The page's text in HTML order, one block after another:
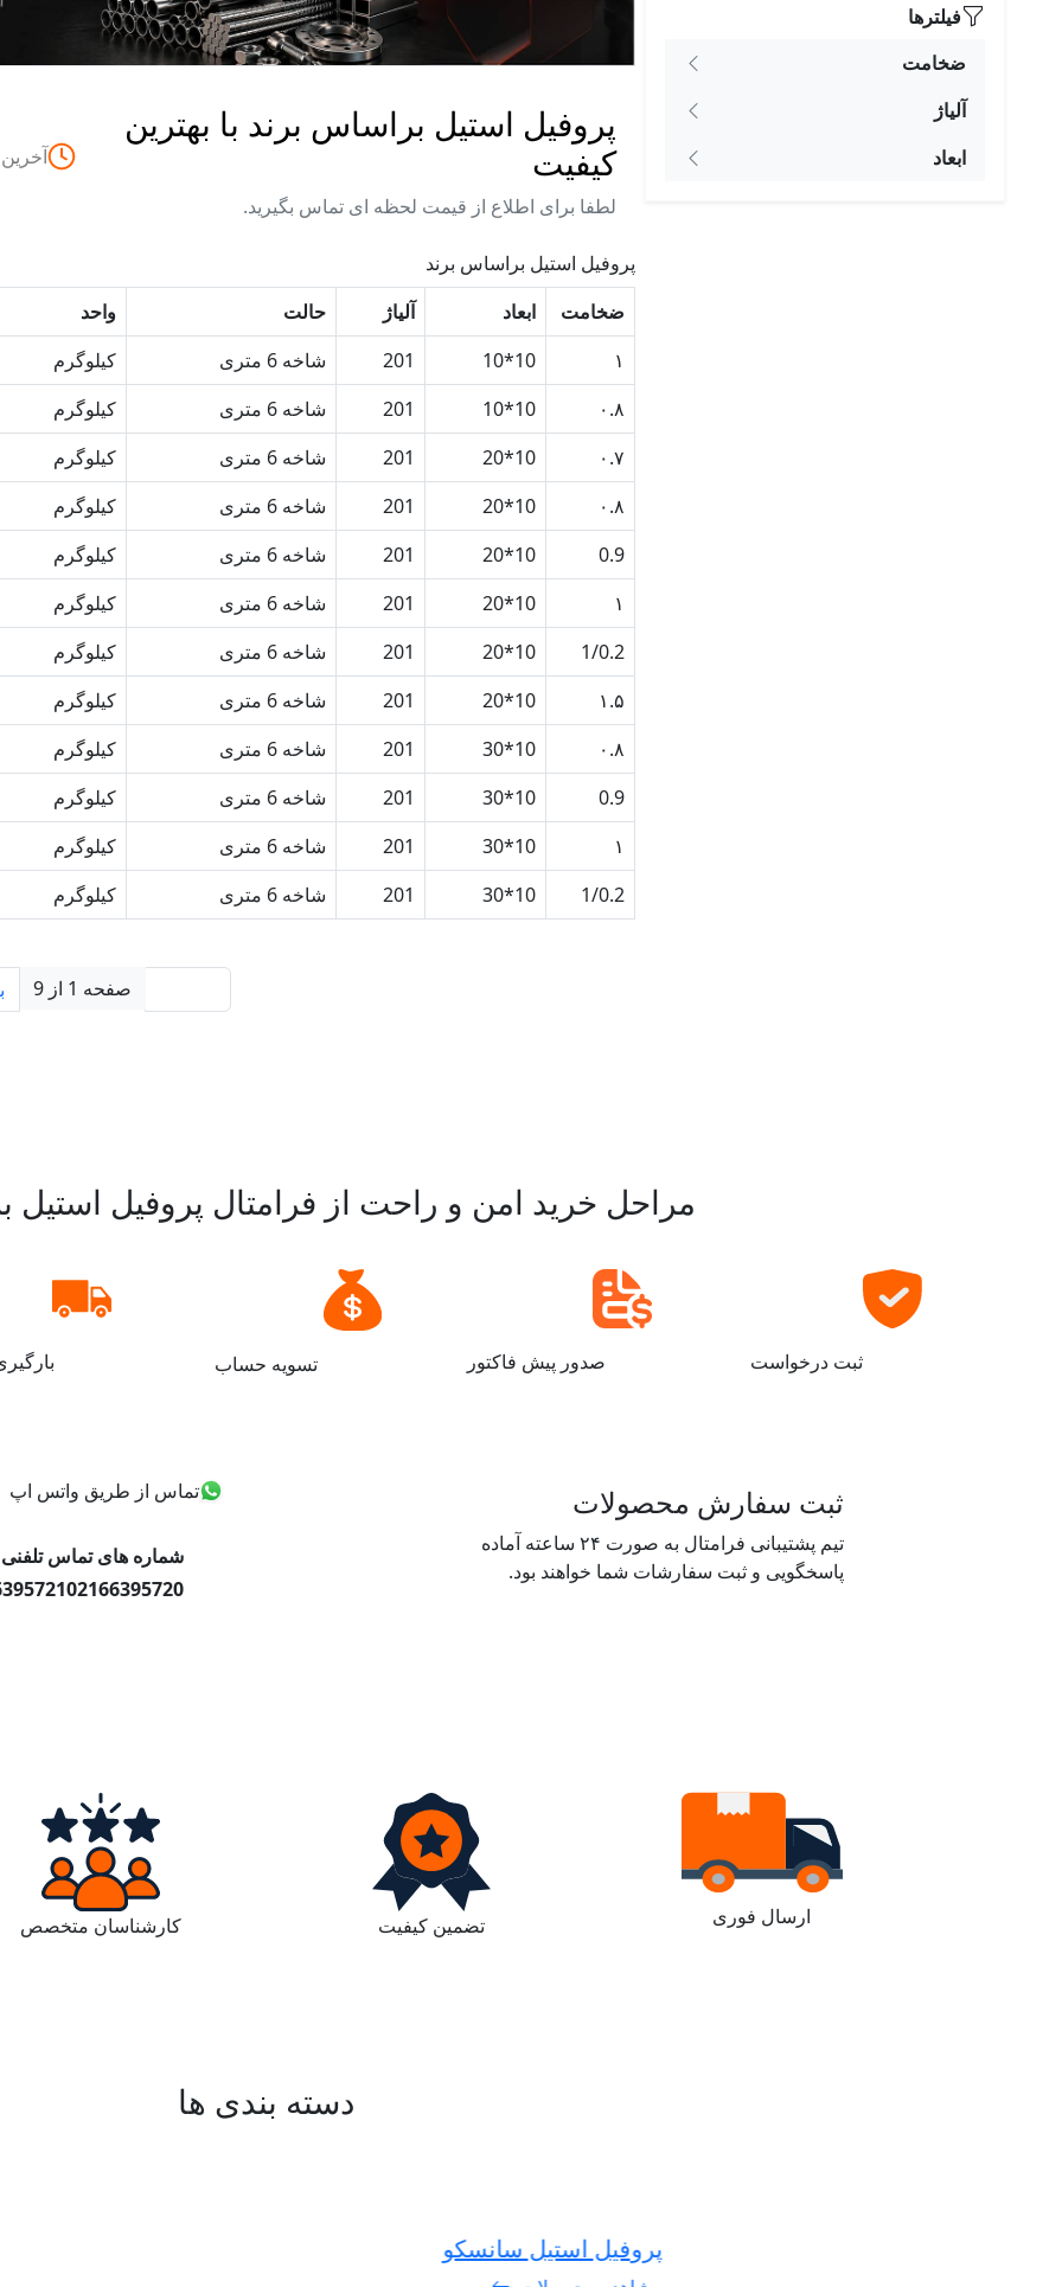
فیلترها
ضخامت
آلیاژ
ابعاد
پروفیل استیل براساس برند با بهترین
کیفیت
لطفا برای اطلاع از قیمت لحظه ای تماس بگیرید.
پروفیل استیل براساس برند
ضخامت
ابعاد آلیاژ حالت واحد
۱
10*10
201 شاخه 6 متری کیلوگرم
۰.۸ 10*10
201 شاخه 6 متری کیلوگرم
۰.۷ 10*20
201 شاخه 6 متری کیلوگرم
۰.۸ 10*20
201 شاخه 6 متری کیلوگرم
0.9
10*20
201 شاخه 6 متری کیلوگرم
۱ 10*20
201 شاخه 6 متری کیلوگرم
1/0.2
10*20
201 شاخه 6 متری کیلوگرم
۱.۵ 10*20
201 شاخه 6 متری کیلوگرم
۰.۸ 10*30
201 شاخه 6 متری کیلوگرم
0.9
10*30
201 شاخه 6 متری کیلوگرم
۱ 10*30
201 شاخه 6 متری کیلوگرم
1/0.2
10*30
201 شاخه 6 متری کیلوگرم
صفحه 1 از 9
مراحل خرید امن و راحت از فرامتال پروفیل استیل
ثبت درخواست صدور پیش فاکتور تسویه حساب
ثبت سفارش محصولات
تیم پشتیبانی فرامتال به صورت ۲۴ ساعته آماده
پاسخگویی و ثبت سفارشات شما خواهند بود.
تماس از طریق واتس اپ
شماره های تماس تلفنی
02166395720
ارسال فوری تضمین کیفیت کارشناسان متخصص
دسته بندی ها